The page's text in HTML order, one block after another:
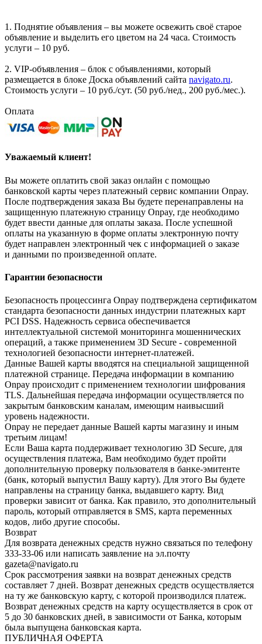
1. Поднятие объявления – вы можете освежить своё старое
объявление и выделить его цветом на 24 часа. Стоимость
услуги – 10 руб.
2. VIP-объявления – блок с объявлениями, который
размещается в блоке Доска объявлений сайта navigato.ru.
Стоимость услуги – 10 руб./сут. (50 руб./нед., 200 руб./мес.).
Оплата
Уважаемый клиент!
Вы можете оплатить свой заказ онлайн с помощью
банковской карты через платежный сервис компании Onpay.
После подтверждения заказа Вы будете перенаправлены на
защищенную платежную страницу Onpay, где необходимо
будет ввести данные для оплаты заказа. После успешной
оплаты на указанную в форме оплаты электронную почту
будет направлен электронный чек с информацией о заказе
и данными по произведенной оплате.
Гарантии безопасности
Безопасность процессинга Onpay подтверждена сертификатом
стандарта безопасности данных индустрии платежных карт
PCI DSS. Надежность сервиса обеспечивается
интеллектуальной системой мониторинга мошеннических
операций, а также применением 3D Secure - современной
технологией безопасности интернет-платежей.
Данные Вашей карты вводятся на специальной защищенной
платежной странице. Передача информации в компанию
Onpay происходит с применением технологии шифрования
TLS. Дальнейшая передача информации осуществляется по
закрытым банковским каналам, имеющим наивысший
уровень надежности.
Onpay не передает данные Вашей карты магазину и иным
третьим лицам!
Если Ваша карта поддерживает технологию 3D Secure, для
осуществления платежа, Вам необходимо будет пройти
дополнительную проверку пользователя в банке-эмитенте
(банк, который выпустил Вашу карту). Для этого Вы будете
направлены на страницу банка, выдавшего карту. Вид
проверки зависит от банка. Как правило, это дополнительный
пароль, который отправляется в SMS, карта переменных
кодов, либо другие способы.
Возврат
Для возврата денежных средств нужно связаться по телефону
333-33-06 или написать заявление на эл.почту
gazeta@navigato.ru
Срок рассмотрения заявки на возврат денежных средств
составляет 7 дней. Возврат денежных средств осуществляется
на ту же банковскую карту, с которой производился платеж.
Возврат денежных средств на карту осуществляется в срок от
5 до 30 банковских дней, в зависимости от Банка, которым
была выпущена банковская карта.
ПУБЛИЧНАЯ ОФЕРТА